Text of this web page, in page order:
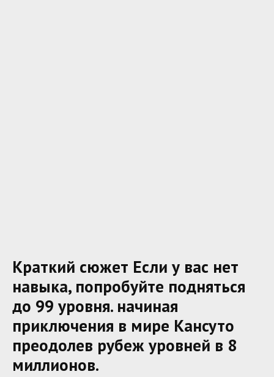
Краткий сюжет Если у вас нет
навыка, попробуйте подняться
до 99 уровня. начиная
приключения в мире Кансуто
преодолев рубеж уровней в 8
миллионов.